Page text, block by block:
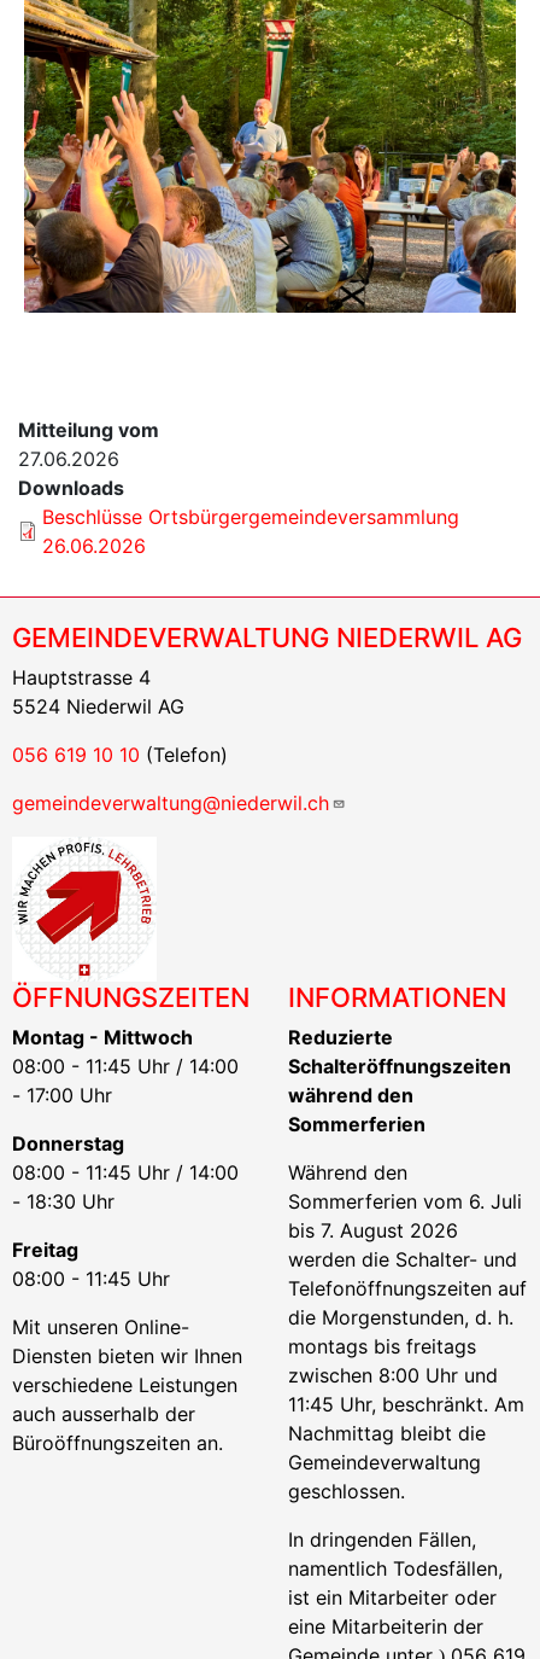
Mitteilung vom
27.06.2026
Downloads
Beschlüsse Ortsbürgergemeindeversammlung
26.06.2026
GEMEINDEVERWALTUNG NIEDERWIL AG
Hauptstrasse 4
5524 Niederwil AG
056 619 10 10 (Telefon)
gemeindeverwaltung@niederwil.ch
ÖFFNUNGSZEITEN
Montag - Mittwoch
08:00 - 11:45 Uhr / 14:00
- 17:00 Uhr
Donnerstag
08:00 - 11:45 Uhr / 14:00
- 18:30 Uhr
Freitag
08:00 - 11:45 Uhr
Mit unseren Online-
Diensten bieten wir Ihnen
verschiedene Leistungen
auch ausserhalb der
Büroöffnungszeiten an.
INFORMATIONEN
Reduzierte
Schalteröffnungszeiten
während den
Sommerferien
Während den
Sommerferien vom 6. Juli
bis 7. August 2026
werden die Schalter- und
Telefonöffnungszeiten auf
die Morgenstunden, d. h.
montags bis freitags
zwischen 8:00 Uhr und
11:45 Uhr, beschränkt. Am
Nachmittag bleibt die
Gemeindeverwaltung
geschlossen.
In dringenden Fällen,
namentlich Todesfällen,
ist ein Mitarbeiter oder
eine Mitarbeiterin der